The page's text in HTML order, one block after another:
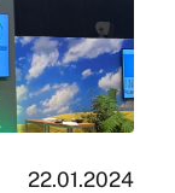
22.01.2024